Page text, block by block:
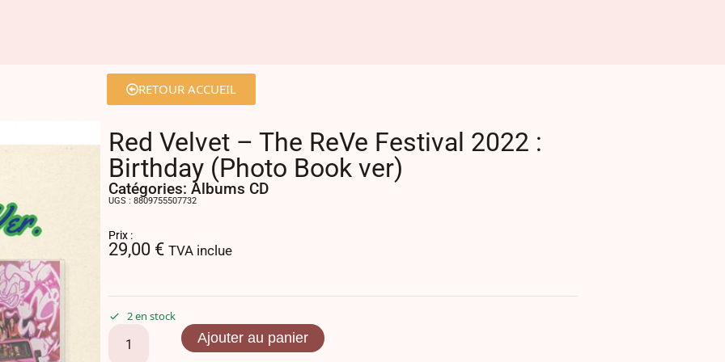
RETOUR ACCUEIL
Red Velvet – The ReVe Festival 2022 :
Birthday (Photo Book ver)
Catégories: Albums CD
UGS : 8809755507732
Prix :
29,00 € TVA inclue
2 en stock
Ajouter au panier